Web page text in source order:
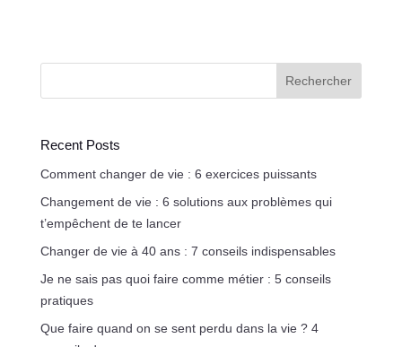
Rechercher
Recent Posts
Comment changer de vie : 6 exercices puissants
Changement de vie : 6 solutions aux problèmes qui
t’empêchent de te lancer
Changer de vie à 40 ans : 7 conseils indispensables
Je ne sais pas quoi faire comme métier : 5 conseils
pratiques
Que faire quand on se sent perdu dans la vie ? 4